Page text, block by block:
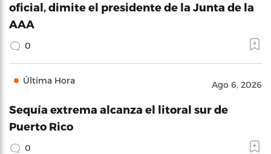
oficial, dimite el presidente de la Junta de la
AAA
0
Última Hora Ago 6, 2026
Sequía extrema alcanza el litoral sur de
Puerto Rico
0